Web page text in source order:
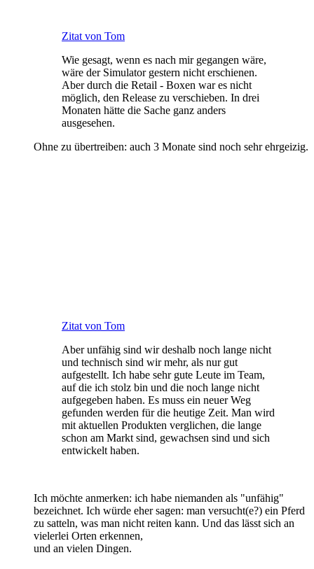
Zitat von Tom
Wie gesagt, wenn es nach mir gegangen wäre,
wäre der Simulator gestern nicht erschienen.
Aber durch die Retail - Boxen war es nicht
möglich, den Release zu verschieben. In drei
Monaten hätte die Sache ganz anders
ausgesehen.
Ohne zu übertreiben: auch 3 Monate sind noch sehr ehrgeizig.
Zitat von Tom
Aber unfähig sind wir deshalb noch lange nicht
und technisch sind wir mehr, als nur gut
aufgestellt. Ich habe sehr gute Leute im Team,
auf die ich stolz bin und die noch lange nicht
aufgegeben haben. Es muss ein neuer Weg
gefunden werden für die heutige Zeit. Man wird
mit aktuellen Produkten verglichen, die lange
schon am Markt sind, gewachsen sind und sich
entwickelt haben.
Ich möchte anmerken: ich habe niemanden als "unfähig"
bezeichnet. Ich würde eher sagen: man versucht(e?) ein Pferd
zu satteln, was man nicht reiten kann. Und das lässt sich an
vielerlei Orten erkennen,
und an vielen Dingen.